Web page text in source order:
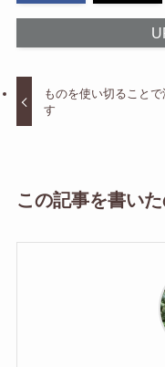
ものを使い切ることで
す
この記事を書い